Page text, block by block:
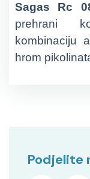
Sagas Rc
prehrani
kombinaciju
hrom
Podjelite